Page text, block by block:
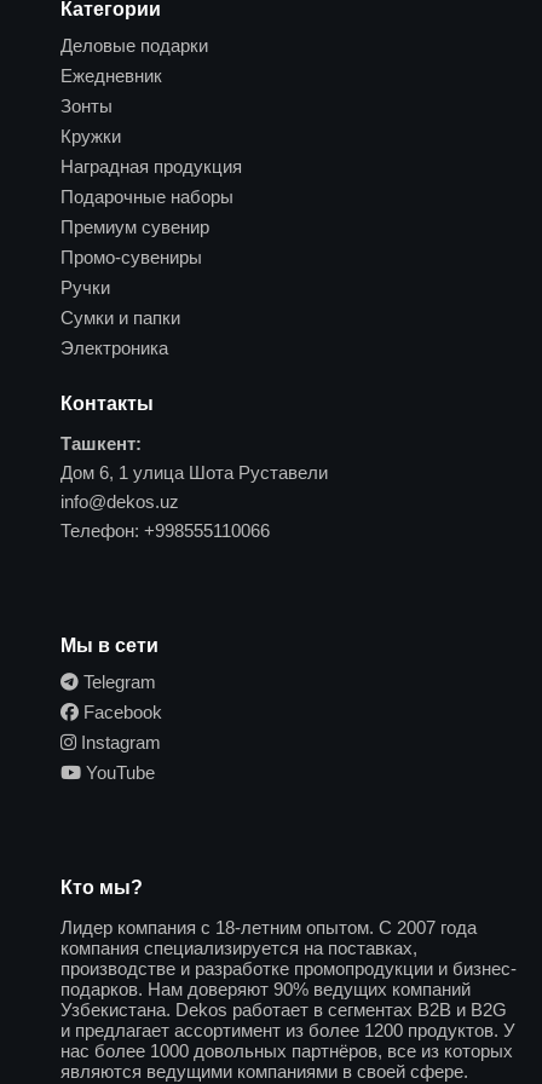
Категории
Деловые подарки
Ежедневник
Зонты
Кружки
Наградная продукция
Подарочные наборы
Премиум сувенир
Промо-сувениры
Ручки
Сумки и папки
Электроника
Контакты
Ташкент:
Дом 6, 1 улица Шота Руставели
info@dekos.uz
Телефон: +998555110066
Мы в сети
Telegram
Facebook
Instagram
YouTube
Кто мы?
Лидер компания с 18-летним опытом. С 2007 года
компания специализируется на поставках,
производстве и разработке промопродукции и бизнес-
подарков. Нам доверяют 90% ведущих компаний
Узбекистана. Dekos работает в сегментах B2B и B2G
и предлагает ассортимент из более 1200 продуктов. У
нас более 1000 довольных партнёров, все из которых
являются ведущими компаниями в своей сфере.